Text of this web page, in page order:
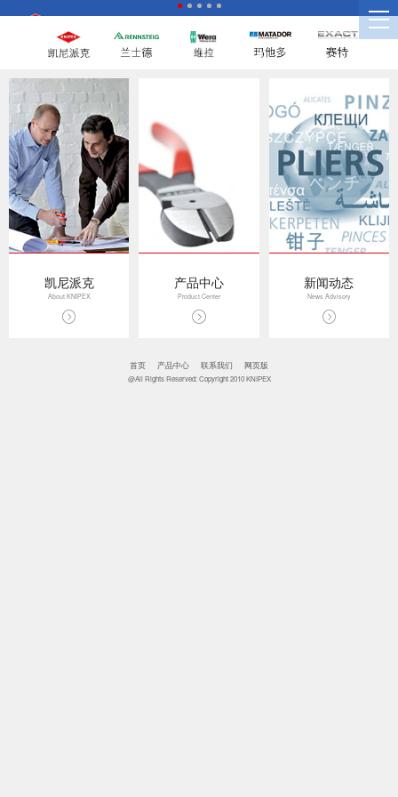
凯尼派克
About KNIPEX
产品中心
Product Center
新闻动态
News Advisory
首页 产品中心 联系我们 网页版
@All Rights Reserved: Copyright 2010 KNIPEX